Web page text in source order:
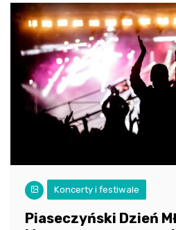
Koncerty i festiwale
Piaseczyński Dzień